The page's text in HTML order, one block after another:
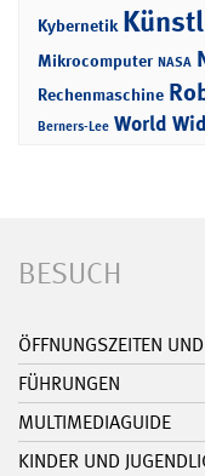
Kybernetik
Mikrocomputer NASA
Rechenmaschine
Berners-Lee World
BESUCH
ÖFFNUNGSZEITEN
FÜHRUNGEN
MULTIMEDIAGUIDE
KINDER UND